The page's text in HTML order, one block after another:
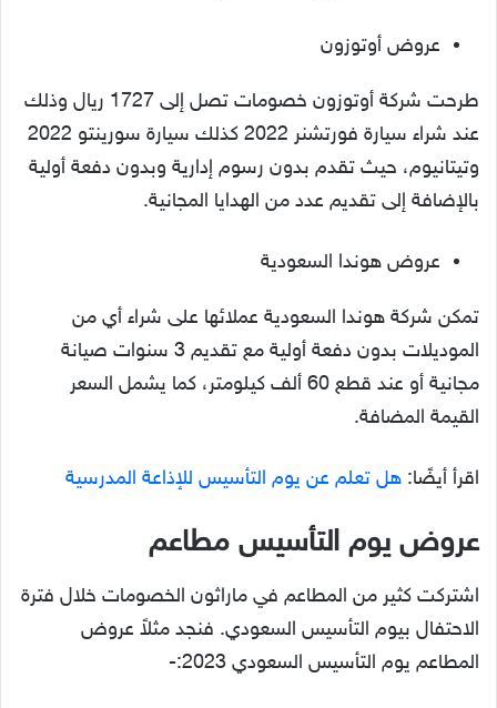
عروض أوتوزون
طرحت شركة أوتوزون خصومات تصل إلى 1727 ريال وذلك
عند شراء سيارة فورتشنر 2022 كذلك سيارة سورينتو 2022
وتيتانيوم، حيث تقدم بدون رسوم إدارية وبدون دفعة أولية
بالإضافة إلى تقديم عدد من الهدايا المجانية.
عروض هوندا السعودية
تمكن شركة هوندا السعودية عملائها على شراء أي من
الموديلات بدون دفعة أولية مع تقديم 3 سنوات صيانة
مجانية أو عند قطع 60 ألف كيلومتر، كما يشمل السعر
القيمة المضافة.
اقرأ أيضًا: هل تعلم عن يوم التأسيس للإذاعة المدرسية
عروض يوم التأسيس مطاعم
اشتركت كثير من المطاعم في ماراثون الخصومات خلال فترة
الاحتفال بيوم التأسيس السعودي. فنجد مثلاً عروض
المطاعم يوم التأسيس السعودي 2023:-